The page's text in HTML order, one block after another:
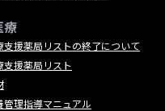
療
支援薬局リストの終了について
支援薬局リスト
管理指導マニュアル